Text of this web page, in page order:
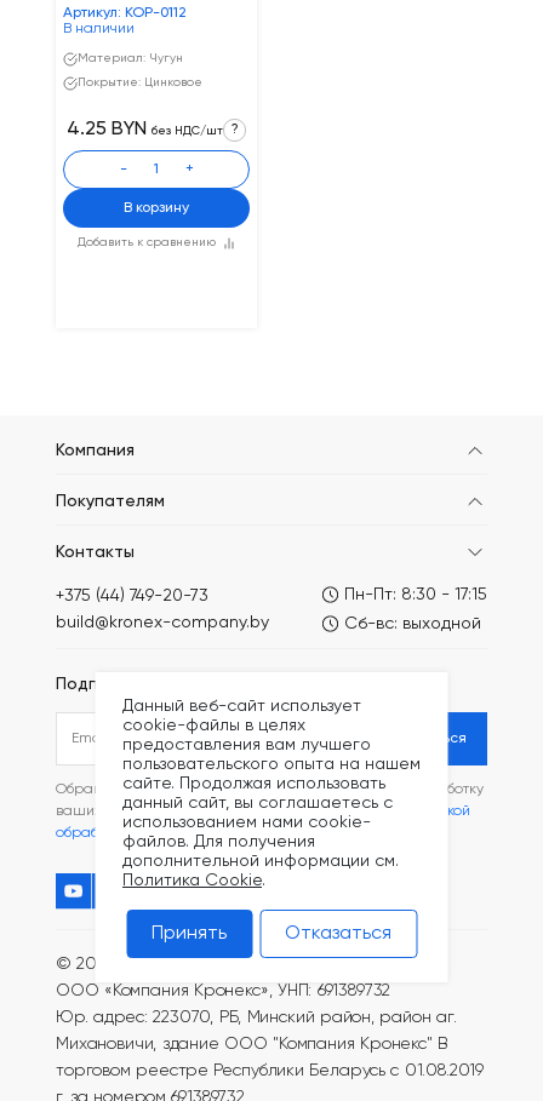
Артикул: КОР-0112
В наличии
Материал: Чугун
Покрытие: Цинковое
Добавить к сравнению
4.25 BYN без НДС/шт ?
- +
В корзину
Компания
Покупателям
Контакты
+375 (44) 749-20-73
build@kronex-company.by
Пн-Пт: 8:30 - 17:15
Сб-вс: выходной
Подписаться на рассылку
Подписаться
Обращаясь в наш магазин, вы даете согласие на обработку
ваших
персональных данныхи соглашаетесь с
Политикой
обработки файлов Cookie
© 2005—2026 Все права защищены.
ООО «Компания Кронекс», УНП: 691389732
Юр. адрес: 223070, РБ, Минский район, район аг.
Михановичи, здание ООО "Компания Кронекс" В
торговом реестре Республики Беларусь с 01.08.2019
г. за номером 691389732
Данный веб-сайт использует
cookie-файлы в целях
предоставления вам лучшего
пользовательского опыта на нашем
сайте. Продолжая использовать
данный сайт, вы соглашаетесь с
использованием нами cookie-
файлов. Для получения
дополнительной информации см.
Политика Cookie.
Принять Отказаться